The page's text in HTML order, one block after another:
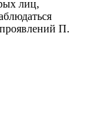
лиц,
П.